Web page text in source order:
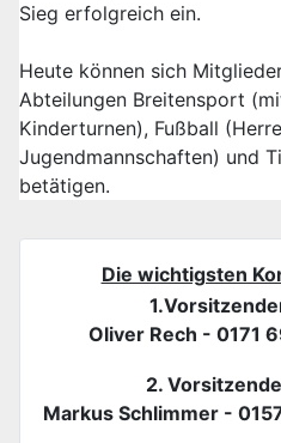
Sieg erfolgreich ein.
Heute können sich
Abteilungen Breitensport
Kinderturnen), Fußball
Jugendmannschaften) und
betätigen.
Die wichtigsten
Oliver Rech - 0171
2.
Markus Schlimmer -